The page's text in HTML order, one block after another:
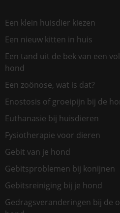
Een klein huisdier kiezen
Een nieuw kitten in huis
Een tand uit de bek van een
hond
Een zoönose, wat is dat?
Enostosis of groeipijn bij de
Euthanasie bij huisdieren
Fysiotherapie voor dieren
Gebit van je hond
Gebitsproblemen bij konijnen
Gebitsreiniging bij je hond
Gedragsveranderingen bij de